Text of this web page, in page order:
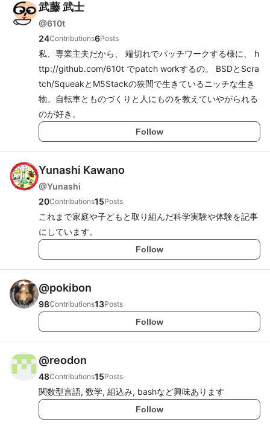
武藤 武士
@610t
24Contributions6Posts
私、専業主夫だから、 端切れでパッチワークする様に、 h
ttp://github.com/610t でpatch workするの。 BSDとScra
tch/SqueakとM5Stackの狭間で生きているニッチな生き
物。自転車とものづくりと人にものを教えていやがられる
のが好き。
Follow
Yunashi Kawano
@Yunashi
20Contributions15Posts
これまで家庭や子どもと取り組んだ科学実験や体験を記事
にしています。
Follow
@pokibon
98Contributions13Posts
Follow
@reodon
48Contributions15Posts
関数型言語, 数学, 組込み, bashなど興味あります
Follow